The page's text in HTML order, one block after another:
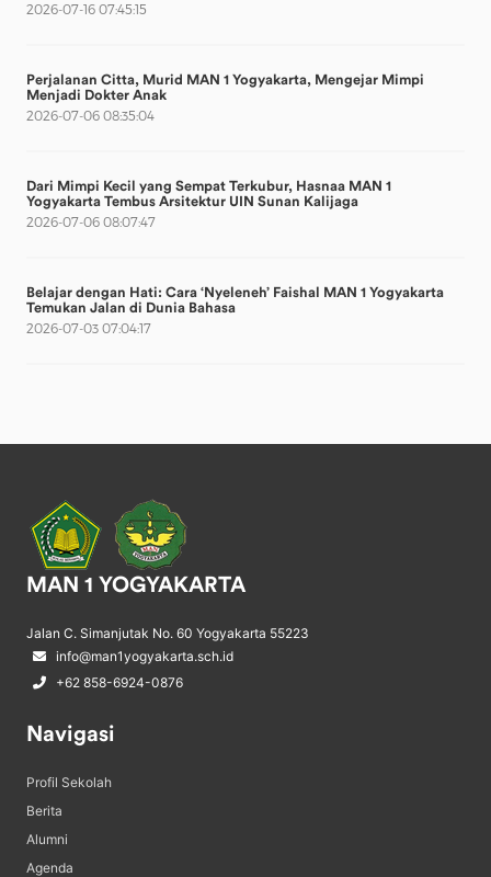
2026-07-16 07:45:15
Perjalanan Citta, Murid MAN 1 Yogyakarta, Mengejar Mimpi
Menjadi Dokter Anak
2026-07-06 08:35:04
Dari Mimpi Kecil yang Sempat Terkubur, Hasnaa MAN 1
Yogyakarta Tembus Arsitektur UIN Sunan Kalijaga
2026-07-06 08:07:47
Belajar dengan Hati: Cara ‘Nyeleneh’ Faishal MAN 1 Yogyakarta
Temukan Jalan di Dunia Bahasa
2026-07-03 07:04:17
MAN 1 YOGYAKARTA
Jalan C. Simanjutak No. 60 Yogyakarta 55223
info@man1yogyakarta.sch.id
+62 858-6924-0876
Navigasi
Profil Sekolah
Berita
Alumni
Agenda